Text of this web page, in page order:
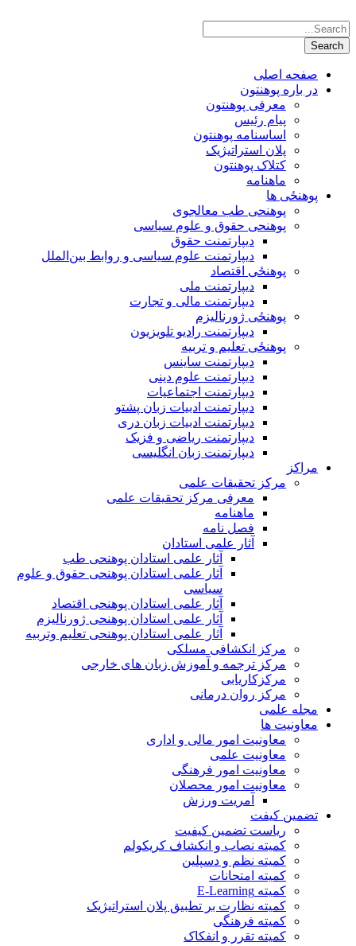
صفحه اصلی
در باره پوهنتون
معرفی پوهنتون
پیام رئیس
اساسنامه پوهنتون
پلان استراتیژیک
کتلاک پوهنتون
ماهنامه
پوهنځی ها
پوهنحی طب معالجوی
پوهنحی حقوق و علوم سیاسی
دیپارتمنت حقوق
دیپارتمنت علوم سیاسی و روابط بین‌الملل
پوهنځی اقتصاد
دیپارتمنت ملی
دیپارتمنت مالی و تجارت
پوهنځی ژورنالیزم
دیپارتمنت رادیو تلویزیون
پوهنځی تعلیم و تربیه
دیپارتمنت ساینس
دیپارتمنت علوم دینی
دیپارتمنت اجتماعیات
دیپارتمنت ادبیات زبان پشتو
دیپارتمنت ادبیات زبان دری
دیپارتمنت ریاضی و فزیک
دیپارتمنت زبان انگلیسی
مراکز
مرکز تحقیقات علمی
معرفی مرکز تحقیقات علمی
ماهنامه
فصل نامه
آثار علمی استادان
آثار علمی استادان پوهنحی طب
آثار علمی استادان پوهنحی حقوق و علوم
سیاسی
آثار علمی استادان پوهنحی اقتصاد
آثار علمی استادان پوهنحی ژورنالیزم
آثار علمی استادان پوهنحی تعلیم وتربیه
مرکز انکشافی مسلکی
مرکز ترجمه و آموزش زبان های خارجی
مرکزکاریابی
مرکز روان درمانی
مجله علمی
معاونیت ها
معاونیت امور مالی و اداری
معاونیت علمی
معاونیت امور فرهنگی
معاونیت امور محصلان
آمریت ورزش
تضمین کیفت
ریاست تضمین کیفیت
کمیته نصاب و انکشاف کریکولم
کمیته نظم و دسپلین
کمیته امتحانات
کمیته E-Learning
کمیته نظارت بر تطبیق پلان استراتیژیک
کمیته فرهنگی
کمیته تقرر و انفکاک